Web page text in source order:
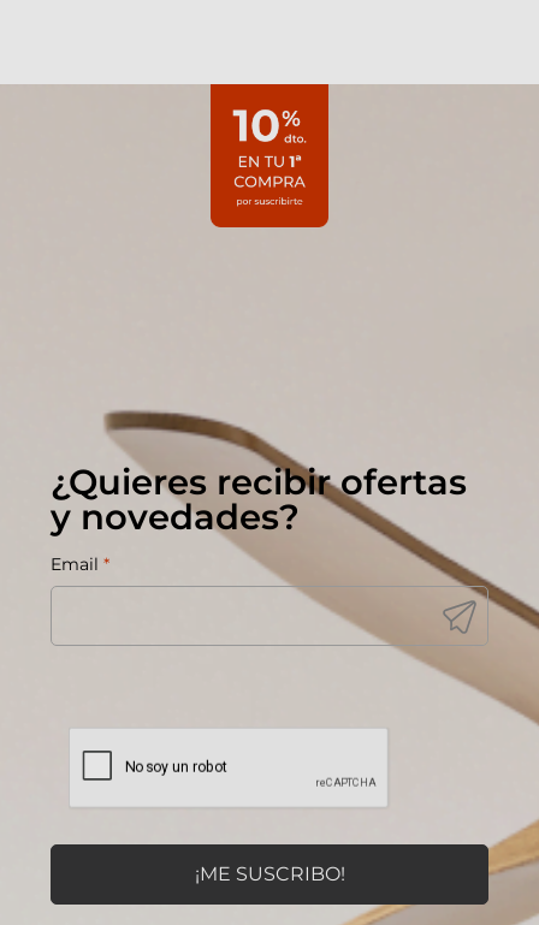
¿Quieres recibir ofertas
y novedades?
Email *